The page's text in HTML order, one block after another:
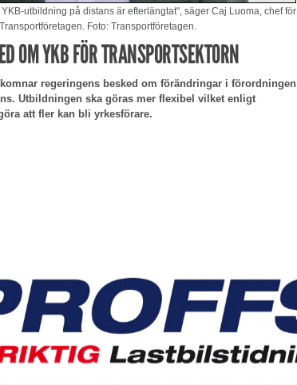
utbildning på distans är efterlängtat", säger Caj Luoma, chef för
Foto: Transportföretagen.
OM YKB FÖR TRANSPORTSEKTORN
regeringens besked om förändringar i förordningen
Utbildningen ska göras mer flexibel vilket enligt
att fler kan bli yrkesförare.